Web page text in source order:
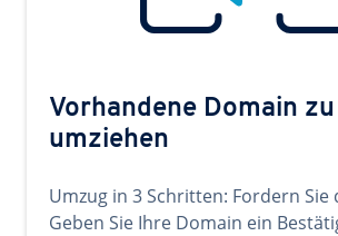
Vorhandene Domain zu
umziehen
Umzug in 3 Schritten: Fordern Sie
Geben Sie Ihre Domain ein